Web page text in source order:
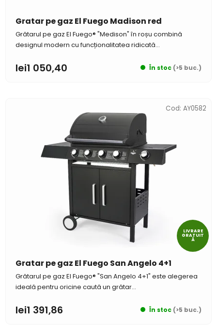
Gratar pe gaz El Fuego Madison red
În stoc (>5 buc.)
lei1 050,40
Grătarul pe gaz El Fuego® "Medison" în roșu combină
designul modern cu funcționalitatea ridicată...
LIVRARE
GRATUIT
Ă
Gratar pe gaz El Fuego San Angelo 4+1
În stoc (>5 buc.)
lei1 391,86
Grătarul pe gaz El Fuego® "San Angelo 4+1" este alegerea
ideală pentru oricine caută un grătar...
Cod: AY0582